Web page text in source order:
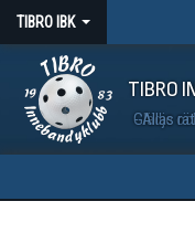
TIBRO IBK
TIBRO
Glädje och